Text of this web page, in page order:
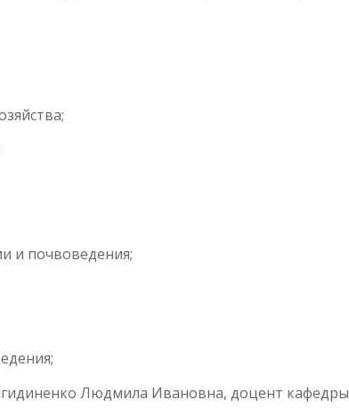
и почвоведения;
Людмила Ивановна, доцент кафедры